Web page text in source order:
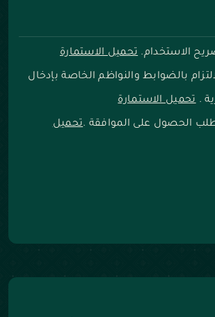
الاستخدام.تحميل الاستمارة
بالضوابط والنواظم الخاصة بإدخال
.تحميل الاستمارة
الحصول على الموافقة .تحميل